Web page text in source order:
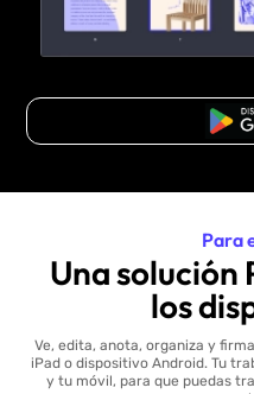
Para
Una solución
los
Ve, edita, anota, organiza y
iPad o dispositivo Android. Tu
y tu móvil, para que puedas